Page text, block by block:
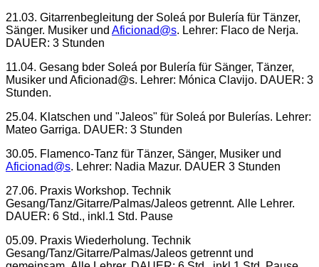
21.03. Gitarrenbegleitung der Soleá por Bulería für Tänzer,
Sänger. Musiker und Aficionad@s. Lehrer: Flaco de Nerja.
DAUER: 3 Stunden
11.04. Gesang bder Soleá por Bulería für Sänger, Tänzer,
Musiker und Aficionad@s. Lehrer: Mónica Clavijo. DAUER: 3
Stunden.
25.04. Klatschen und "Jaleos" für Soleá por Bulerías. Lehrer:
Mateo Garriga. DAUER: 3 Stunden
30.05. Flamenco-Tanz für Tänzer, Sänger, Musiker und
Aficionad@s. Lehrer: Nadia Mazur. DAUER 3 Stunden
27.06. Praxis Workshop. Technik
Gesang/Tanz/Gitarre/Palmas/Jaleos getrennt. Alle Lehrer.
DAUER: 6 Std., inkl.1 Std. Pause
05.09. Praxis Wiederholung. Technik
Gesang/Tanz/Gitarre/Palmas/Jaleos getrennt und